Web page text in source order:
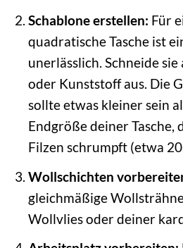
Schablone erstellen: Für
quadratische Tasche ist
unerlässlich. Schneide
oder Kunststoff aus. Die
sollte etwas kleiner sein
Endgröße deiner Tasche,
Filzen schrumpft (etwa
Wollschichten
gleichmäßige
Wollvlies oder deiner